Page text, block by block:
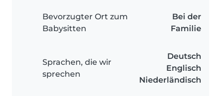
Bevorzugter Ort zum
Babysitten
Bei der
Familie
Sprachen, die wir
sprechen
Deutsch
Englisch
Niederländisch